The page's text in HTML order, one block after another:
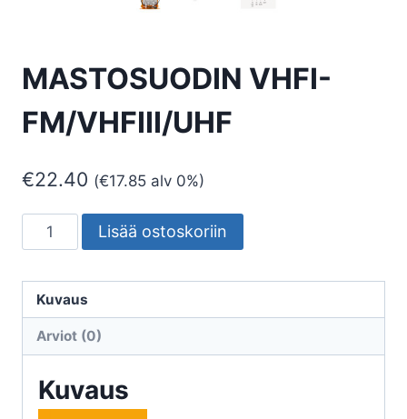
MASTOSUODIN VHFI-
FM/VHFIII/UHF
€22.40 (€17.85 alv 0%)
MASTOSUODIN
VHFI-
määrä
Lisää ostoskoriin
Kuvaus
Arviot (0)
Kuvaus